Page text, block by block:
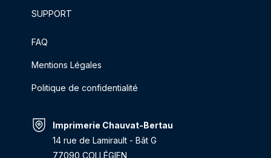
SUPPORT
FAQ
Mentions Légales
Politique de confidentialité
Imprimerie Chauvat-Bertau
14 rue de Lamirault - Bât G
77090 COLLÉGIEN